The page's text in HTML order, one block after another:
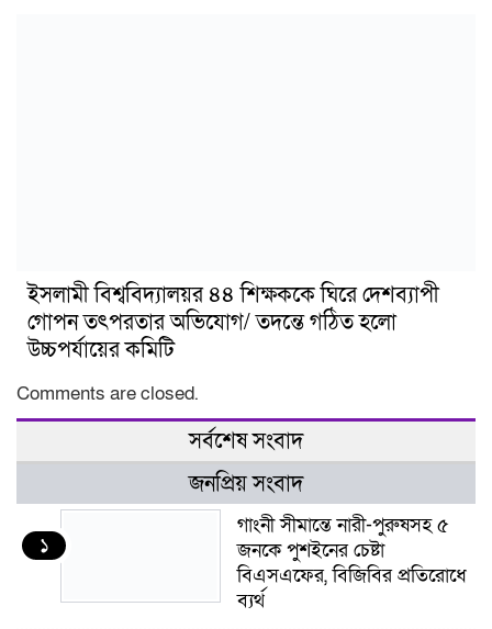
ইসলামী বিশ্ববিদ্যালয়র ৪৪ শিক্ষককে ঘিরে দেশব্যাপী
গোপন তৎপরতার অভিযোগ/ তদন্তে গঠিত হলো
উচ্চপর্যায়ের কমিটি
Comments are closed.
সর্বশেষ সংবাদ
জনপ্রিয় সংবাদ
১
গাংনী সীমান্তে নারী-পুরুষসহ ৫
জনকে পুশইনের চেষ্টা
বিএসএফের, বিজিবির প্রতিরোধে
ব্যর্থ